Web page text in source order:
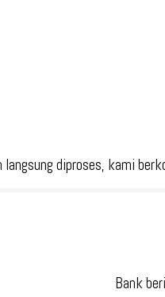
langsung diproses, kami
Bank